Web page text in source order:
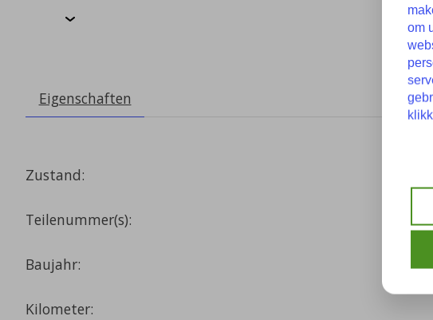
Eigenschaften
Zustand:
Teilenummer(s):
Baujahr:
Kilometer:
om